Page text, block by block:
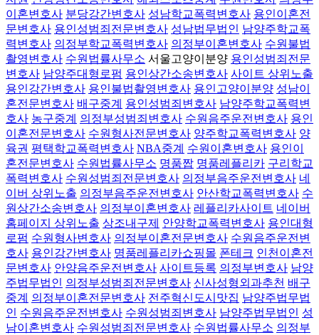
이혼변호사 분당강간변호사 성남학교폭력변호사 용인이혼전
문변호사 용인성범죄전문변호사 성남법무법인 남양주학교폭
력변호사 의정부학교폭력변호사 의정부이혼변호사 수원불법
촬영변호사 수원법률사무소 서울고양이분양 용인성범죄전문
변호사 남양주대형로펌 용인상간소송변호사 사이트 상위노출
용인강간변호사 용인불법촬영변호사 용인고양이분양 성남이
혼전문변호사 배구중계 용인성범죄변호사 남양주학교폭력변
호사 농구중계 의정부성범죄변호사 수원음주운전변호사 용인
이혼전문변호사 수원형사전문변호사 양주학교폭력변호사 양
육권 평택학교폭력변호사 NBA중계 수원이혼변호사 용인이
혼전문변호사 수원법률사무소 명품짭 명품레플리카 구리학교
폭력변호사 수원성범죄전문변호사 의정부음주운전변호사 네
이버 상위노출 의정부음주운전변호사 안산학교폭력변호사 수
원상간소송변호사 의정부이혼변호사 레플리카사이트 네이버
홈페이지 상위노출 상조내구제 안양학교폭력변호사 용인대형
로펌 수원형사변호사 의정부이혼전문변호사 수원음주운전변
호사 용인강간변호사 명품레플리카쇼핑몰 폰테크 인천이혼전
문변호사 안양음주운전변호사 사이트등록 의정부변호사 남양
주법무법인 의정부성범죄전문변호사 신사성형외과추천 배구
중계 의정부이혼전문변호사 전주혁신도시맛집 남양주법무법
인 수원음주운전변호사 수원성범죄변호사 남양주법무법인 성
남이혼변호사 수원성범죄전문변호사 수원법률사무소 의정부